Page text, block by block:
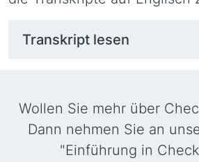
Transkript lesen
Wollen Sie mehr über
Dann nehmen Sie an
"Einführung in